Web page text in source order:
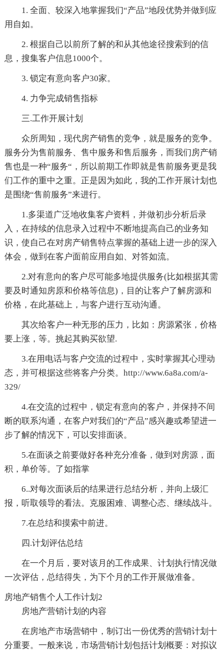
1. 全面、较深入地掌握我们“产品”地段优势并做到应
用自如。
2. 根据自己以前所了解的和从其他途径搜索到的信
息，搜集客户信息1000个。
3. 锁定有意向客户30家。
4. 力争完成销售指标
三.工作开展计划
众所周知，现代房产销售的竞争，就是服务的竞争。
服务分为售前服务、售中服务和售后服务，而我们房产销
售也是一种“服务“，所以前期工作即就是售前服务更是我
们工作的重中之重。正是因为如此，我的工作开展计划也
是围绕“售前服务”来进行。
1.多渠道广泛地收集客户资料，并做初步分析后录
入，在持续的信息录入过程中不断地提高自己的业务知
识，使自己在对房产销售特点掌握的基础上进一步的深入
体会，做到在客户面前应用自如、对答如流。
2.对有意向的客户尽可能多地提供服务(比如根据其需
要及时通知房原和价格等信息)，目的让客户了解房源和
价格，在此基础上，与客户进行互动沟通。
其次给客户一种无形的压力，比如：房源紧张，价格
要上涨，等。挑起其购买欲望.
3.在用电话与客户交流的过程中，实时掌握其心理动
态，并可根据这些将客户分类。http://www.6a8a.com/a-
329/
4.在交流的过程中，锁定有意向的客户，并保持不间
断的联系沟通，在客户对我们的“产品”感兴趣或希望进一
步了解的情况下，可以安排面谈。
5.在面谈之前要做好各种充分准备，做到对房源，面
积，单价等。了如指掌
6..对每次面谈后的结果进行总结分析，并向上级汇
报，听取领导的看法。克服困难、调整心态、继续战斗。
7.在总结和摸索中前进。
四.计划评估总结
在一个月后，要对该月的工作成果、计划执行情况做
一次评估，总结得失，为下个月的工作开展做准备。
房地产销售个人工作计划2
房地产营销计划的内容
在房地产市场营销中，制订出一份优秀的营销计划十
分重要。一般来说，市场营销计划包括计划概要：对拟议